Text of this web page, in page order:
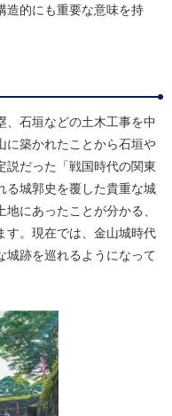
造的にも重要な意味を持
、石垣などの土木工事を中
に築かれたことから石垣や
説だった「戦国時代の関東
る城郭史を覆した貴重な城
にあったことが分かる、
す。現在では、金山城時代
城跡を巡れるようになって